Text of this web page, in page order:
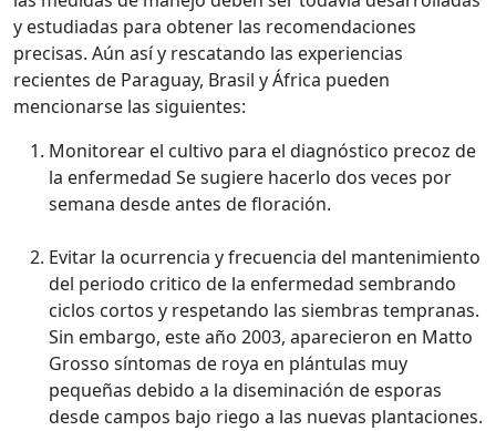
y estudiadas para obtener las recomendaciones
precisas. Aún así y rescatando las experiencias
recientes de Paraguay, Brasil y África pueden
mencionarse las siguientes:
Monitorear el cultivo para el diagnóstico precoz de
la enfermedad Se sugiere hacerlo dos veces por
semana desde antes de floración.
Evitar la ocurrencia y frecuencia del mantenimiento
del periodo critico de la enfermedad sembrando
ciclos cortos y respetando las siembras tempranas.
Sin embargo, este año 2003, aparecieron en Matto
Grosso síntomas de roya en plántulas muy
pequeñas debido a la diseminación de esporas
desde campos bajo riego a las nuevas plantaciones.